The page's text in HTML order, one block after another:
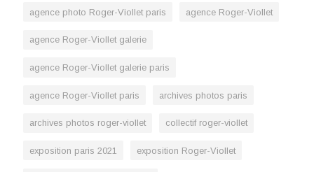
agence photo Roger-Viollet paris agence Roger-Viollet
agence Roger-Viollet galerie
agence Roger-Viollet galerie paris
agence Roger-Viollet paris archives photos paris
archives photos roger-viollet collectif roger-viollet
exposition paris 2021 exposition Roger-Viollet